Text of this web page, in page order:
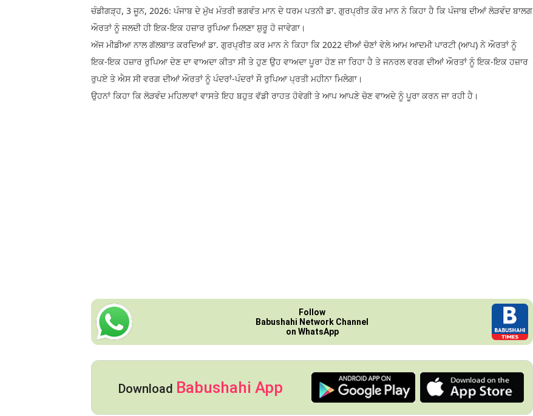
ਚੰਡੀਗੜ੍ਹ, 3 ਜੂਨ, 2026: ਪੰਜਾਬ ਦੇ ਮੁੱਖ ਮੰਤਰੀ ਭਗਵੰਤ ਮਾਨ ਦੇ ਧਰਮ ਪਤਨੀ ਡਾ. ਗੁਰਪ੍ਰੀਤ ਕੌਰ ਮਾਨ ਨੇ ਕਿਹਾ ਹੈ ਕਿ ਪੰਜਾਬ ਦੀਆਂ ਲੋੜਵੰਦ ਬਾਲਗ
ਔਰਤਾਂ ਨੂੰ ਜਲਦੀ ਹੀ ਇਕ-ਇਕ ਹਜ਼ਾਰ ਰੁਪਿਆ ਮਿਲਣਾ ਸ਼ੁਰੂ ਹੋ ਜਾਵੇਗਾ।
ਅੱਜ ਮੀਡੀਆ ਨਾਲ ਗੱਲਬਾਤ ਕਰਦਿਆਂ ਡਾ. ਗੁਰਪ੍ਰੀਤ ਕਰ ਮਾਨ ਨੇ ਕਿਹਾ ਕਿ 2022 ਦੀਆਂ ਚੋਣਾਂ ਵੇਲੇ ਆਮ ਆਦਮੀ ਪਾਰਟੀ (ਆਪ) ਨੇ ਔਰਤਾਂ ਨੂੰ
ਇਕ-ਇਕ ਹਜ਼ਾਰ ਰੁਪਿਆ ਦੇਣ ਦਾ ਵਾਅਦਾ ਕੀਤਾ ਸੀ ਤੇ ਹੁਣ ਉਹ ਵਾਅਦਾ ਪੂਰਾ ਹੋਣ ਜਾ ਰਿਹਾ ਹੈ ਤੇ ਜਨਰਲ ਵਰਗ ਦੀਆਂ ਔਰਤਾਂ ਨੂੰ ਇਕ-ਇਕ ਹਜ਼ਾਰ
ਰੁਪਏ ਤੇ ਐਸ ਸੀ ਵਰਗ ਦੀਆਂ ਔਰਤਾਂ ਨੂੰ ਪੰਦਰਾਂ-ਪੰਦਰਾਂ ਸੌ ਰੁਪਿਆ ਪ੍ਰਤੀ ਮਹੀਨਾ ਮਿਲੇਗਾ।
ਉਹਨਾਂ ਕਿਹਾ ਕਿ ਲੋੜਵੰਦ ਮਹਿਲਾਵਾਂ ਵਾਸਤੇ ਇਹ ਬਹੁਤ ਵੱਡੀ ਰਾਹਤ ਹੋਵੇਗੀ ਤੇ ਆਪ ਆਪਣੇ ਚੋਣ ਵਾਅਦੇ ਨੂੰ ਪੂਰਾ ਕਰਨ ਜਾ ਰਹੀ ਹੈ।
Follow
Babushahi Network Channel
on WhatsApp
Download Babushahi App